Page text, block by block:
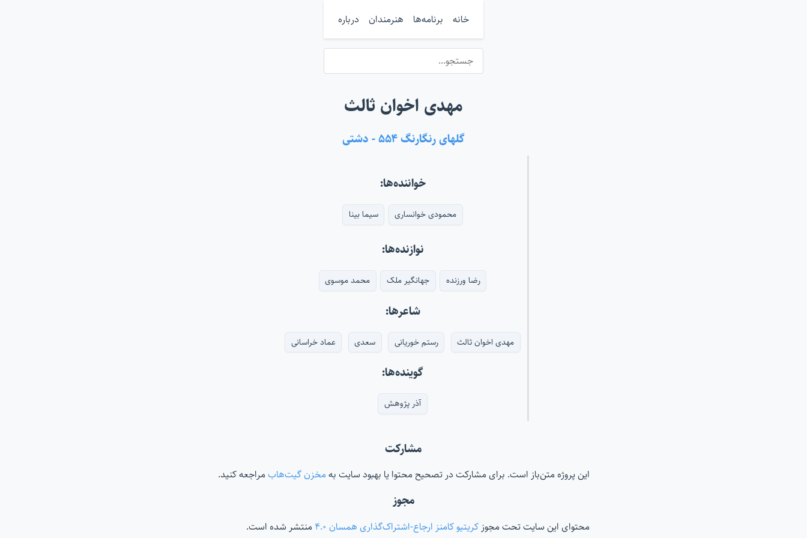
خانه برنامه‌ها هنرمندان درباره
مهدی اخوان ثالث
گلهای رنگارنگ ۵۵۴ - دشتی
خواننده‌ها:
محمودی خوانساری سیما بینا
نوازنده‌ها:
رضا ورزنده جهانگیر ملک محمد موسوی
شاعرها:
مهدی اخوان ثالث رستم خوریانی سعدی عماد خراسانی
گوینده‌ها:
آذر پژوهش
مشارکت
این پروژه متن‌باز است. برای مشارکت در تصحیح محتوا یا بهبود سایت بهمخزن گیت‌هابمراجعه کنید.
مجوز
محتوای این سایت تحت مجوزکریتیو کامنز ارجاع-اشتراک‌گذاری همسان ۴.۰ منتشر شده است.